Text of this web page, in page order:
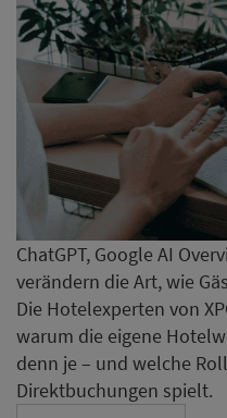
ChatGPT, Google AI
verändern die Art, wie
Die Hotelexperten von
warum die eigene
denn je – und welche
Direktbuchungen spielt.